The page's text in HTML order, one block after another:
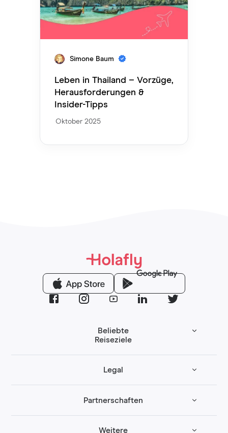
Simone Baum
Leben in Thailand – Vorzüge,
Herausforderungen &
Insider-Tipps
Oktober 2025
Beliebte
Reiseziele
Legal
Partnerschaften
Weitere